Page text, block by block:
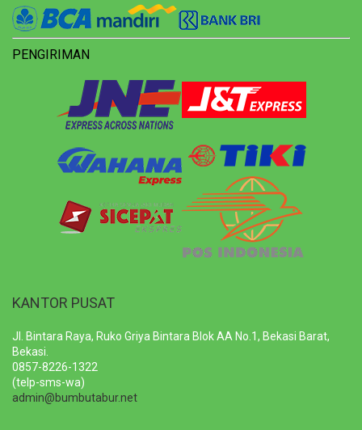
PENGIRIMAN
KANTOR PUSAT
Jl. Bintara Raya, Ruko Griya Bintara Blok AA No.1, Bekasi Barat,
Bekasi.
0857-8226-1322
(telp-sms-wa)
admin@bumbutabur.net